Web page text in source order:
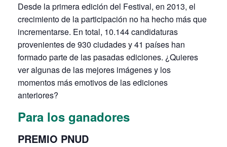
Desde la primera edición del Festival, en 2013, el
crecimiento de la participación no ha hecho más que
incrementarse. En total, 10.144 candidaturas
provenientes de 930 ciudades y 41 países han
formado parte de las pasadas ediciones. ¿Quieres
ver algunas de las mejores imágenes y los
momentos más emotivos de las ediciones
anteriores?
Para los ganadores
PREMIO PNUD